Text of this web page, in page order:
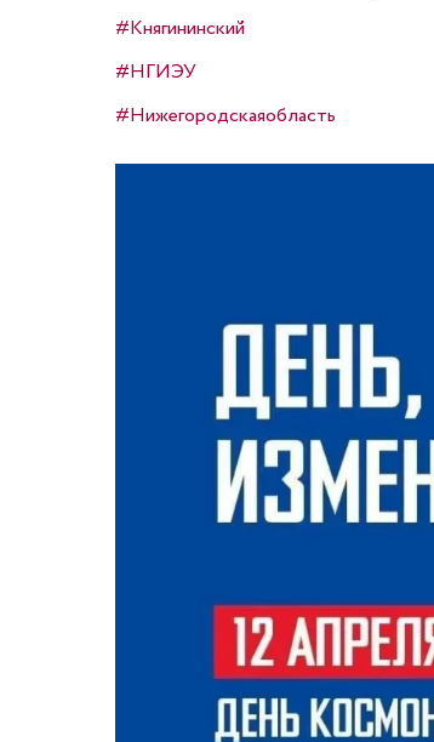
#Княгининский
#НГИЭУ
#Нижегородскаяобласть